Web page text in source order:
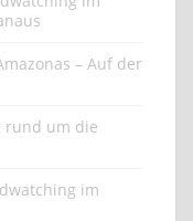
– Auf der
rund um die
im